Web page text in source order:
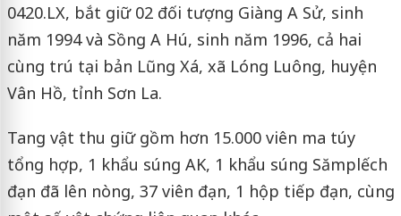
0420.LX, bắt giữ 02 đối tượng Giàng A Sử, sinh
năm 1994 và Sồng A Hú, sinh năm 1996, cả hai
cùng trú tại bản Lũng Xá, xã Lóng Luông, huyện
Vân Hồ, tỉnh Sơn La.
Tang vật thu giữ gồm hơn 15.000 viên ma túy
tổng hợp, 1 khẩu súng AK, 1 khẩu súng Sămplếch
đạn đã lên nòng, 37 viên đạn, 1 hộp tiếp đạn, cùng